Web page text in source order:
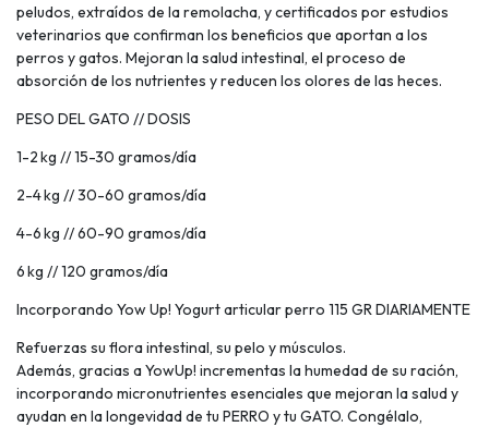
peludos, extraídos de la remolacha, y certificados por estudios
veterinarios que confirman los beneficios que aportan a los
perros y gatos. Mejoran la salud intestinal, el proceso de
absorción de los nutrientes y reducen los olores de las heces.
PESO DEL GATO // DOSIS
1-2 kg // 15-30 gramos/día
2-4 kg // 30-60 gramos/día
4-6 kg // 60-90 gramos/día
6 kg // 120 gramos/día
Incorporando Yow Up! Yogurt articular perro 115 GR DIARIAMENTE
Refuerzas su flora intestinal, su pelo y músculos.
Además, gracias a YowUp! incrementas la humedad de su ración,
incorporando micronutrientes esenciales que mejoran la salud y
ayudan en la longevidad de tu PERRO y tu GATO. Congélalo,